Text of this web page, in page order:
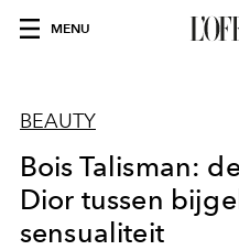
MENU
BEAUTY
Bois Talisman:
Dior tussen
sensualiteit